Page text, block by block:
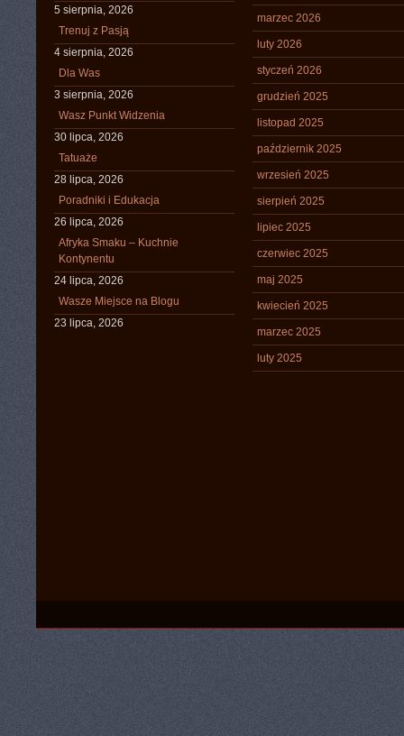
5 sierpnia, 2026
Trenuj z Pasją
4 sierpnia, 2026
Dla Was
3 sierpnia, 2026
Wasz Punkt Widzenia
30 lipca, 2026
Tatuaże
28 lipca, 2026
Poradniki i Edukacja
26 lipca, 2026
Afryka Smaku – Kuchnie
Kontynentu
24 lipca, 2026
Wasze Miejsce na Blogu
23 lipca, 2026
marzec 2026
luty 2026
styczeń 2026
grudzień 2025
listopad 2025
październik 2025
wrzesień 2025
sierpień 2025
lipiec 2025
czerwiec 2025
maj 2025
kwiecień 2025
marzec 2025
luty 2025